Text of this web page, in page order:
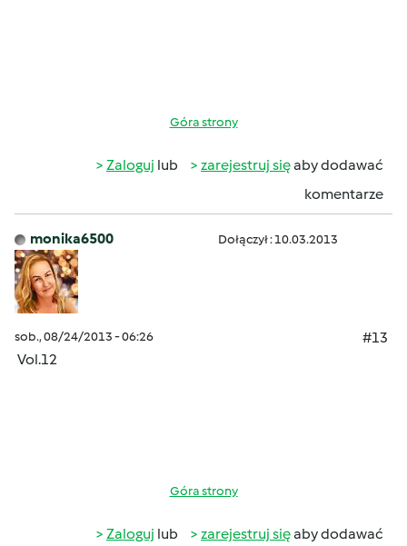
Góra strony
Zaloguj lub zarejestruj sięaby dodawać
komentarze
monika6500 Dołączył : 10.03.2013
sob., 08/24/2013 - 06:26
#13
Vol.12
Góra strony
Zaloguj lub zarejestruj sięaby dodawać